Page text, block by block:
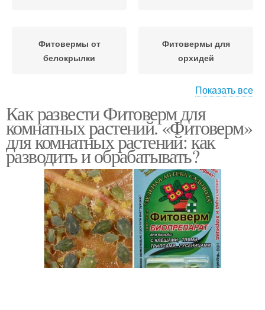
Фитовермы от
белокрылки
Фитовермы для
орхидей
Клещ на комнатных
растениях
винограда
Показать все
Как развести Фитоверм для
комнатных растений. «Фитоверм»
для комнатных растений: как
разводить и обрабатывать?